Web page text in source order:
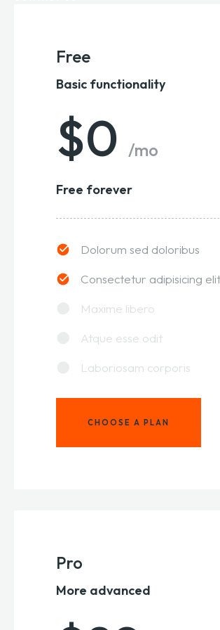
Free
Basic functionality
$0 /mo
Free forever
Dolorum sed doloribus
Consectetur adipisicing elit
Maxime libero
Atque esse odit
Laboriosam corporis
CHOOSE A PLAN
Pro
More advanced